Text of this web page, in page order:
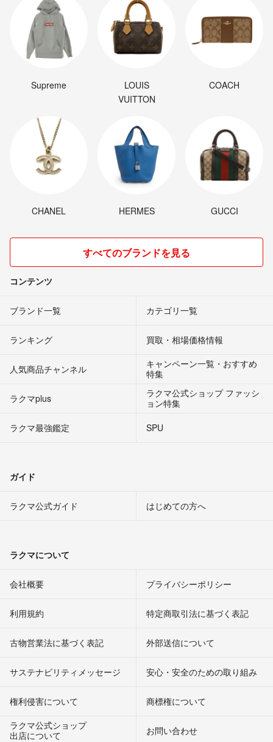
Supreme
LOUIS
VUITTON
COACH
CHANEL HERMES GUCCI
すべてのブランドを見る
コンテンツ
ブランド一覧 カテゴリ一覧
ランキング 買取・相場価格情報
人気商品チャンネル
キャンペーン一覧・おすすめ
特集
ラクマplus
ラクマ公式ショップ ファッシ
ョン特集
ラクマ最強鑑定
SPU
ガイド
ラクマ公式ガイド はじめての方へ
ラクマについて
会社概要 プライバシーポリシー
利用規約 特定商取引法に基づく表記
古物営業法に基づく表記 外部送信について
サステナビリティメッセージ 安心・安全のための取り組み
権利侵害について
商標権について
ラクマ公式ショップ
出店について
お問い合わせ